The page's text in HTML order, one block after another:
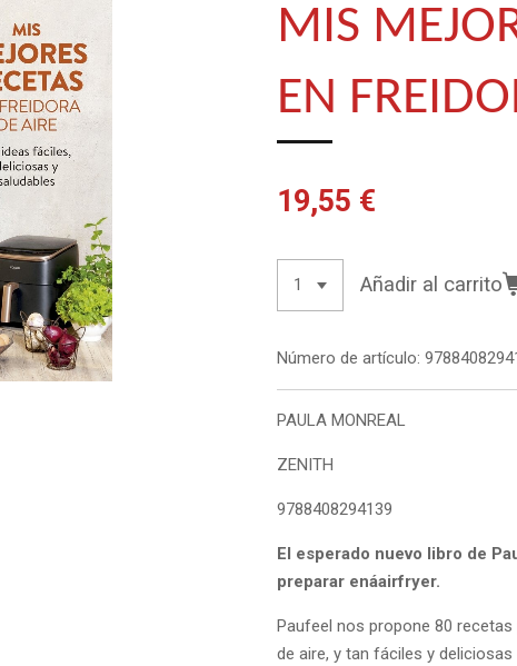
MIS
EN
19,55 €
Añadir al carrito
Número de artículo:
PAULA MONREAL
ZENITH
9788408294139
El esperado nuevo libro de
preparar enáairfryer.
Paufeel nos propone 80
de aire, y tan fáciles y